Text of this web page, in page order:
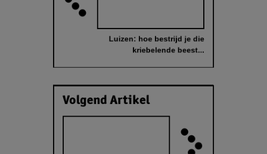
Luizen: hoe bestrijd je die
kriebelende beest...
Volgend Artikel